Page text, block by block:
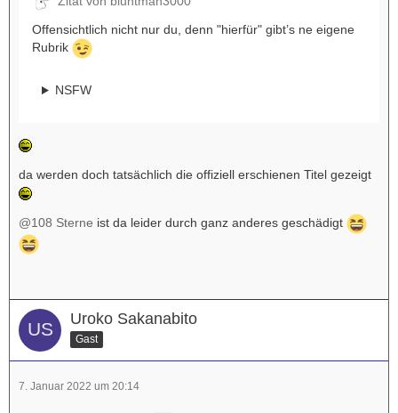
Offensichtlich nicht nur du, denn "hierfür" gibt’s ne eigene
Rubrik
NSFW
da werden doch tatsächlich die offiziell erschienen Titel gezeigt
@108 Sterne ist da leider durch ganz anderes geschädigt
Uroko Sakanabito
Gast
7. Januar 2022 um 20:14